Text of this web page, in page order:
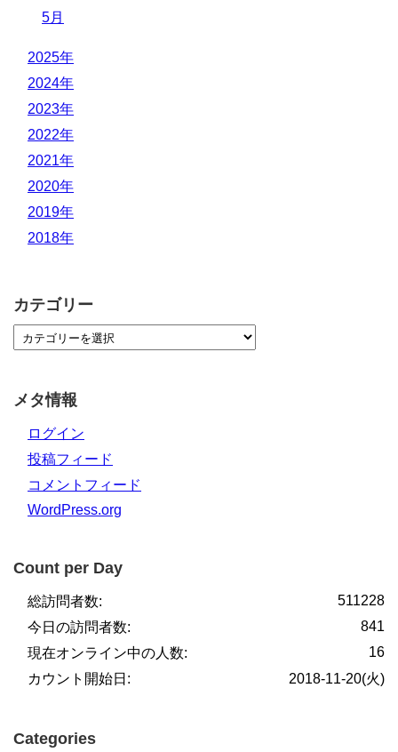
5月
2025年
2024年
2023年
2022年
2021年
2020年
2019年
2018年
カテゴリー
メタ情報
ログイン
投稿フィード
コメントフィード
WordPress.org
Count per Day
511228
総訪問者数:
841
今日の訪問者数:
16
現在オンライン中の人数:
2018-11-20(火)
カウント開始日:
Categories